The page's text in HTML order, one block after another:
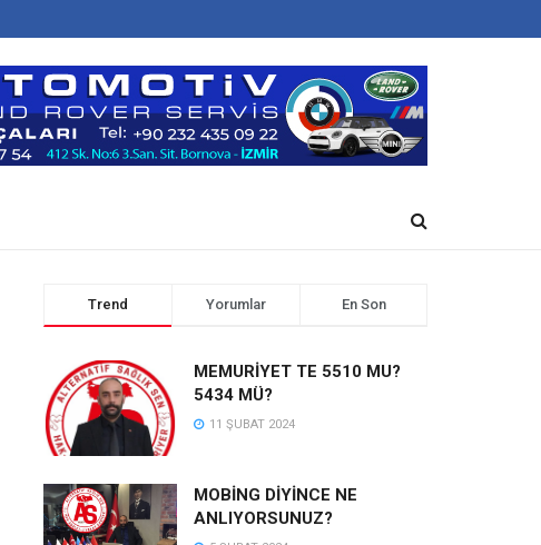
Trend Yorumlar En Son
MEMURİYET TE 5510 MU?
5434 MÜ?
11 ŞUBAT 2024
MOBİNG DİYİNCE NE
ANLIYORSUNUZ?